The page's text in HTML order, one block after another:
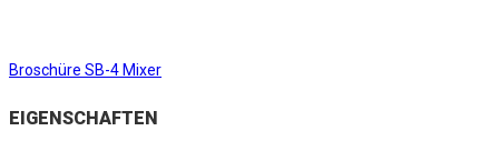
Broschüre SB-4 Mixer
EIGENSCHAFTEN